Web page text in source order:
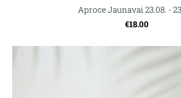
Aproce Jaunavai 23.08. -
€18.00